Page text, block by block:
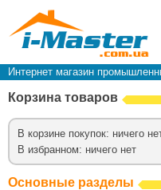
Интернет магазин
Корзина товаров
В корзине покупок: ничего
В избранном: ничего нет
Основные разделы